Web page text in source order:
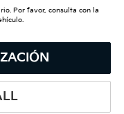
Por favor, consulta con la